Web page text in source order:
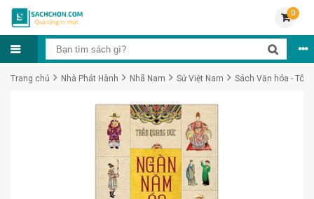
0
Trang chủ Nhà Phát Hành Nhã Nam Sử Việt Nam Sách Văn hóa - Tôn